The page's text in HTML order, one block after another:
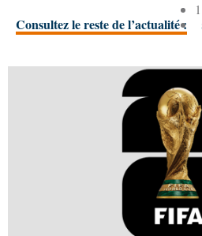
Consultez le reste de l’actualité :